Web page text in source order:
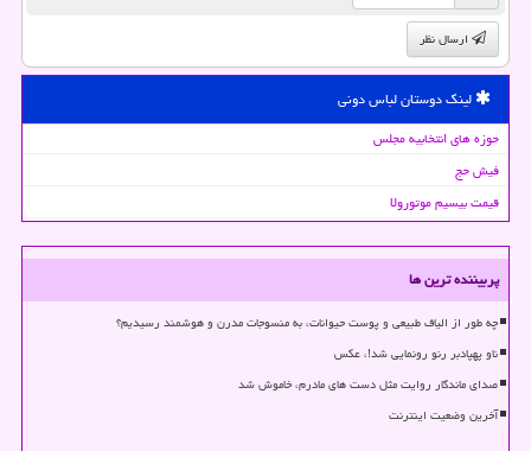
ارسال نظر
لینک دوستان لباس دونی
حوزه های انتخابیه مجلس
فیش حج
قیمت بیسیم موتورولا
پربیننده ترین ها
چه طور از الیاف طبیعی و پوست حیوانات، به منسوجات مدرن و هوشمند رسیدیم؟
ناو پهپادبر رنو رونمایی شد!، عکس
صدای ماندگار روایت مثل دست های مادرم، خاموش شد
آخرین وضعیت اینترنت